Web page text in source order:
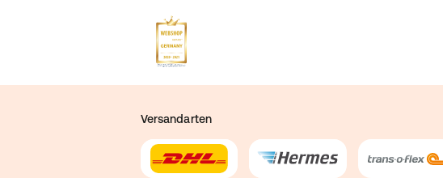
Versandarten